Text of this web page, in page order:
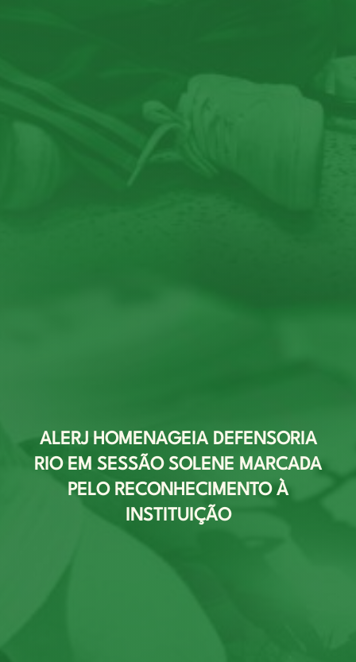
ALERJ HOMENAGEIA DEFENSORIA
RIO EM SESSÃO SOLENE MARCADA
PELO RECONHECIMENTO À
INSTITUIÇÃO